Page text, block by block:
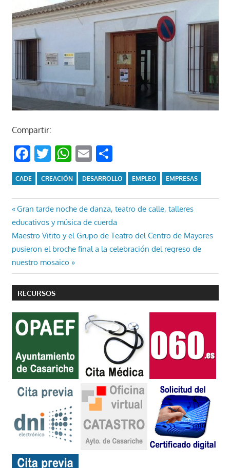
Compartir:
Facebook
Twitter
WhatsApp
EmailCompartir
CADE CREACIÓN DESARROLLO EMPLEO EMPRESAS
Navegación
de
entradas
Entrada
anterior:
Gran tarde noche de danza, teatro de calle, talleres
educativos y música de cuerda
Entrada
siguiente:
Maestro Vitito y el Grupo de Teatro del Centro de Mayores
pusieron el broche final a la celebración del regreso de
nuestro mosaico
RECURSOS